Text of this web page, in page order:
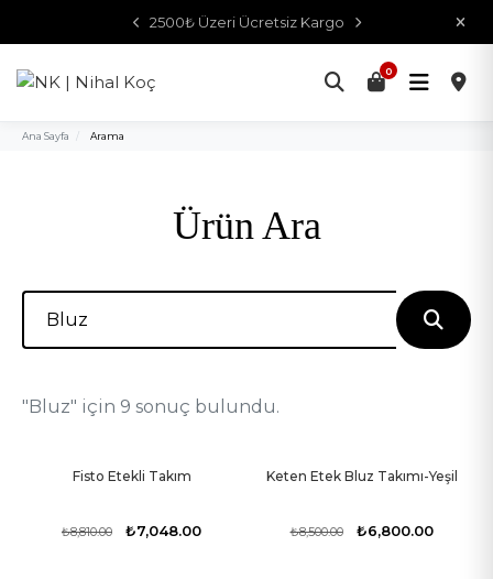
2500₺ Üzeri Ücretsiz Kargo
0
Ana Sayfa / Arama
Ürün Ara
"Bluz" için 9 sonuç bulundu.
-20%Fisto Etekli Takım
₺8,810.00 ₺7,048.00
-20%
Keten Etek Bluz Takımı-Yeşil
₺8,500.00 ₺6,800.00